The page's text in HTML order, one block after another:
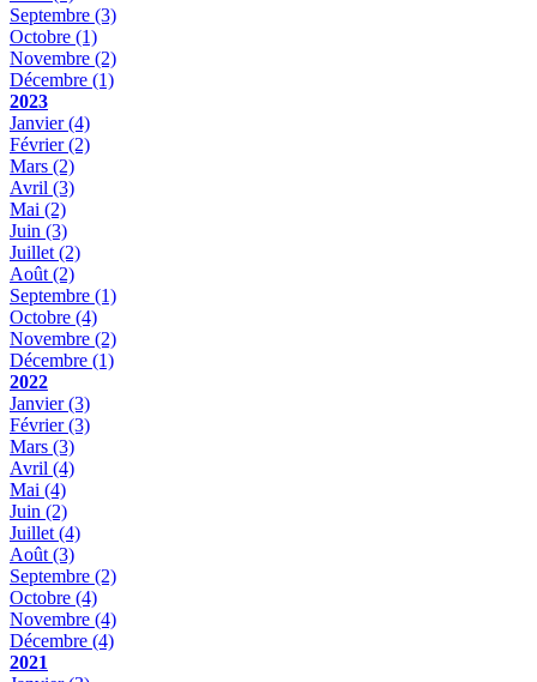
Septembre (3)
Octobre (1)
Novembre (2)
Décembre (1)
2023
Janvier(4)
Février(2)
Mars (2)
Avril (3)
Mai (2)
Juin (3)
Juillet (2)
Août (2)
Septembre (1)
Octobre (4)
Novembre (2)
Décembre (1)
2022
Janvier(3)
Février(3)
Mars (3)
Avril (4)
Mai (4)
Juin (2)
Juillet (4)
Août (3)
Septembre (2)
Octobre (4)
Novembre (4)
Décembre (4)
2021